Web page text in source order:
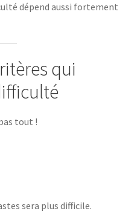
dépend aussi fortement
qui
tout !
sera plus difficile.